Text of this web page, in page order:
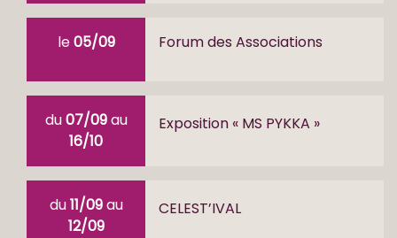
le05/09 Forum des Associations
du07/09au
16/10
Exposition « MS PYKKA »
du11/09au
12/09
CELEST’IVAL